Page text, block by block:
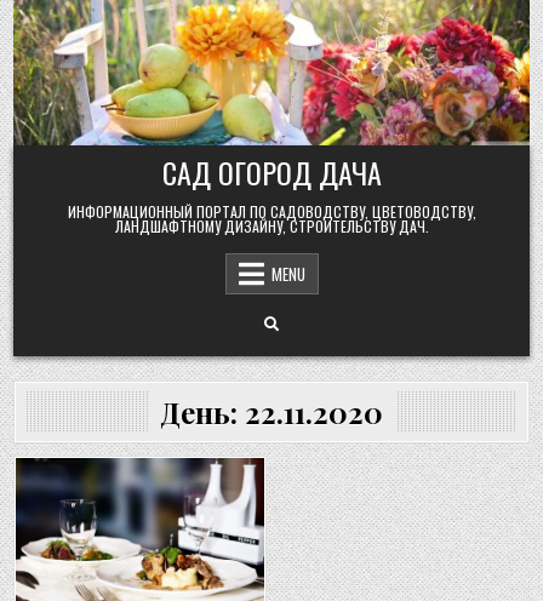
Skip
to
content
САД ОГОРОД ДАЧА
ИНФОРМАЦИОННЫЙ ПОРТАЛ ПО САДОВОДСТВУ, ЦВЕТОВОДСТВУ,
ЛАНДШАФТНОМУ ДИЗАЙНУ, СТРОИТЕЛЬСТВУ ДАЧ.
MENU
День: 22.11.2020
Posted
in